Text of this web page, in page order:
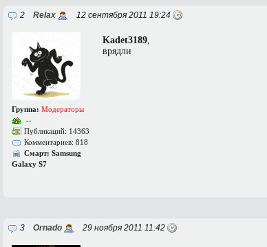
2 Relax 12 сентября 2011 19:24
Группа: Модераторы
--
Публикаций: 14363
Комментариев: 818
Смарт: Samsung
Galaxy S7
Kadet3189,
врядли
3 Ornado 29 ноября 2011 11:42